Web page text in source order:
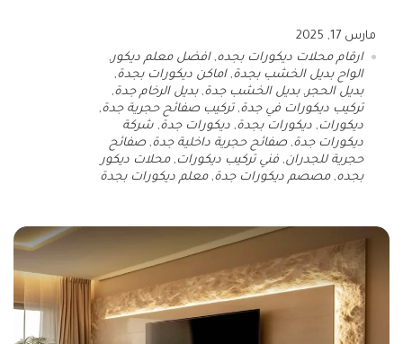
مارس 17, 2025
ارقام محلات ديكورات بجده,افضل معلم ديكور,
الواح بديل الخشب بجدة,اماكن ديكورات بجدة,
بديل الحجر,بديل الخشب جدة,بديل الرخام جدة,
تركيب ديكورات في جدة,تركيب صفائح حجرية جدة,
ديكورات , ديكورات بجدة, ديكورات جدة, شركة
ديكورات جدة, صفائح حجرية داخلية جدة, صفائح
حجرية للجدران, فني تركيب ديكورات ,محلات ديكور
بجده,مصصم ديكورات جدة,معلم ديكورات بجدة